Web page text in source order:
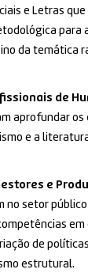
e Letras
para
da temática
de
aprofundar os
e a
e
no setor
em
de
estrutural.